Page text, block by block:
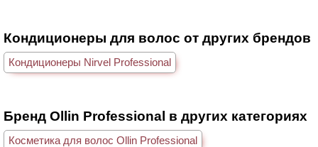
Кондиционеры для волос от других брендов
Кондиционеры Nirvel Professional
Бренд Ollin Professional в других категориях
Косметика для волос Ollin Professional